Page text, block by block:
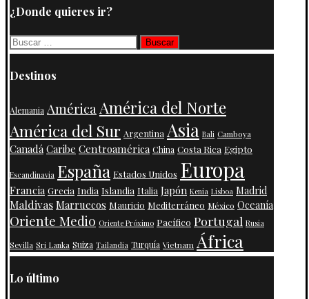
¿Donde quieres ir?
Buscar:
Destinos
Alemania AméricaAmérica del Norte
América del Sur Argentina Asia Bali Camboya
Canadá Caribe Centroamérica China Costa Rica Egipto
Escandinavia España Estados Unidos Europa
Francia Grecia India Islandia Italia Japón Kenia Lisboa Madrid
Maldivas Marruecos Mauricio Mediterráneo México Oceanía
Oriente Medio Oriente Próximo Pacífico Portugal Rusia
Sevilla Sri Lanka Suiza Tailandia Turquía Vietnam África
Lo último